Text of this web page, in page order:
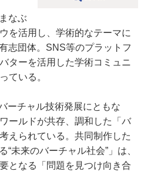
なぶ
を活用し、学術的なテーマに
志団体。SNS等のプラットフ
ターを活用した学術コミュニ
ている。
ーチャル技術発展にともな
ールドが共存、調和した「バ
えられている。共同制作した
未来のバーチャル社会”」は、
となる「問題を見つけ向き合